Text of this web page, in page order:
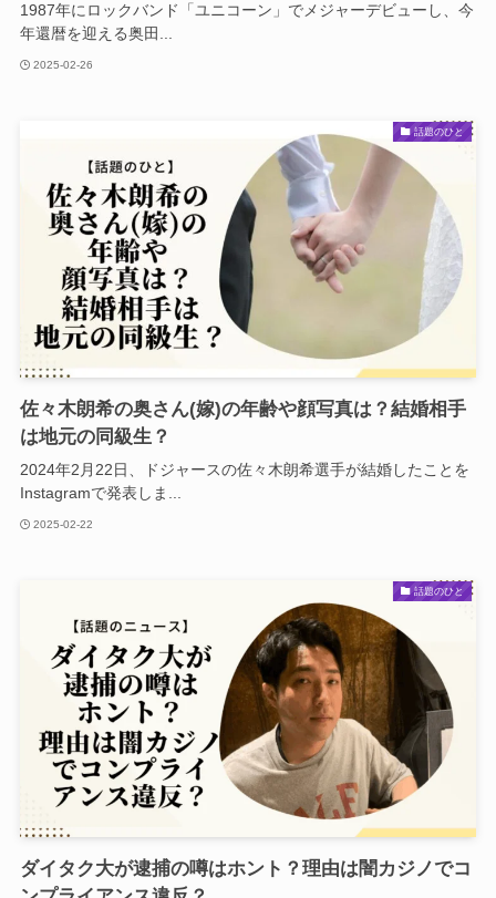
1987年にロックバンド「ユニコーン」でメジャーデビューし、今
年還暦を迎える奥田...
2025-02-26
話題のひと
佐々木朗希の奥さん(嫁)の年齢や顔写真は？結婚相手
は地元の同級生？
2024年2月22日、ドジャースの佐々木朗希選手が結婚したことを
Instagramで発表しま...
2025-02-22
話題のひと
ダイタク大が逮捕の噂はホント？理由は闇カジノでコ